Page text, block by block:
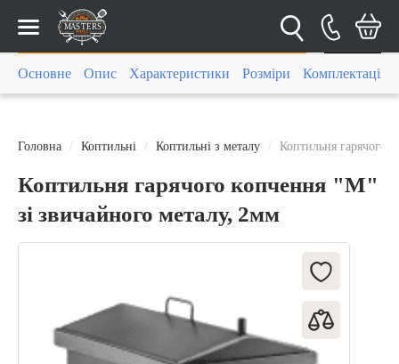
Каталог
Головна Коптильні Коптильні з металу Коптильня гарячого
Коптильня гарячого копчення "М"
зі звичайного металу, 2мм
Основне Опис Характеристики Розміри Комплектація